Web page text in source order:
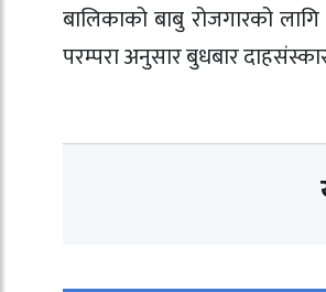
बालिकाको बाबु रोजगारको
परम्परा अनुसार बुधबार